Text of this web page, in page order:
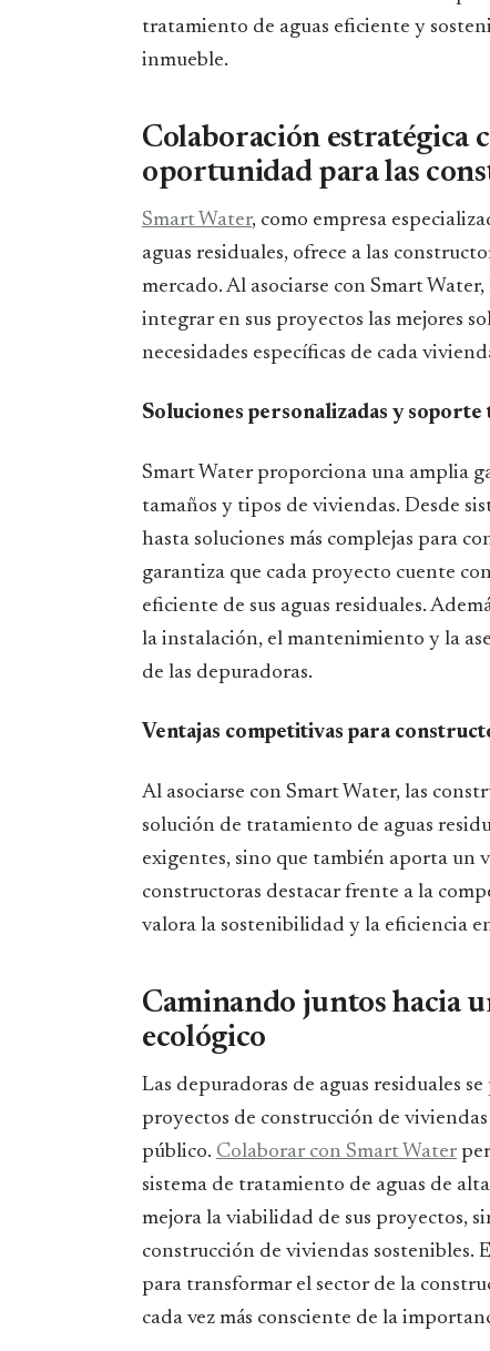
tratamiento de aguas eficiente y
inmueble.
Colaboración estratégica
oportunidad para las
Smart Water, como empresa
aguas residuales, ofrece a las
mercado. Al asociarse con Smart
integrar en sus proyectos las mejores
necesidades específicas de cada
Soluciones personalizadas y soporte
Smart Water proporciona una amplia
tamaños y tipos de viviendas. Desde
hasta soluciones más complejas para
garantiza que cada proyecto cuente
eficiente de sus aguas residuales.
la instalación, el mantenimiento y la
de las depuradoras.
Ventajas competitivas para
Al asociarse con Smart Water, las
solución de tratamiento de aguas
exigentes, sino que también aporta un
constructoras destacar frente a la
valora la sostenibilidad y la eficiencia
Caminando juntos hacia
ecológico
Las depuradoras de aguas residuales
proyectos de construcción de
público. Colaborar con Smart Water
sistema de tratamiento de aguas de
mejora la viabilidad de sus proyectos,
construcción de viviendas sostenibles.
para transformar el sector de la
cada vez más consciente de la